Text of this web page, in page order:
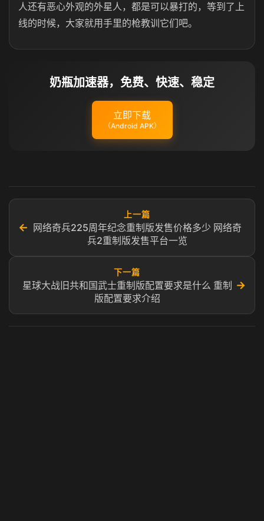
人还有恶心外观的外星人，都是可以暴打的，等到了上
线的时候，大家就用手里的枪教训它们吧。
奶瓶加速器，免费、快速、稳定
立即下载
（Android APK）
←
上一篇
网络奇兵225周年纪念重制版发售价格多少 网络奇
兵2重制版发售平台一览
下一篇
星球大战旧共和国武士重制版配置要求是什么 重制
版配置要求介绍
→